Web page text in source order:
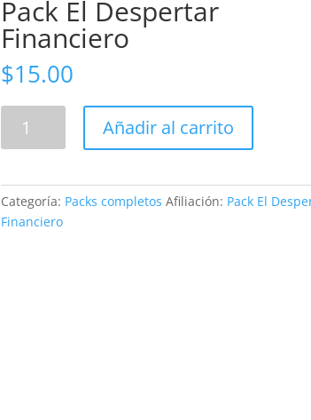
Pack El Despertar
Financiero
$15.00
cantidad
Añadir al carrito
Categoría: Packs completos Afiliación: Pack El
Financiero